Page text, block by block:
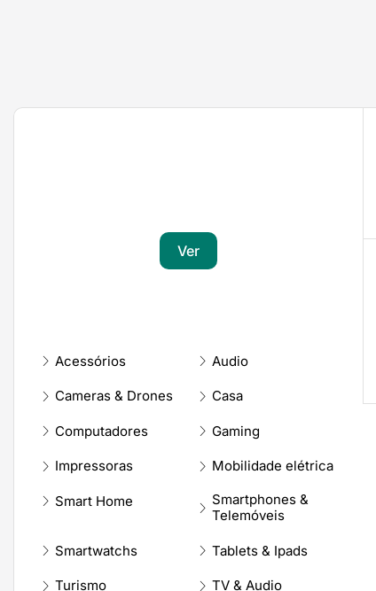
Ver
Acessórios Audio
Cameras & Drones Casa
Computadores Gaming
Impressoras Mobilidade elétrica
Smart Home
Smartphones &
Telemóveis
Smartwatchs Tablets & Ipads
Turismo TV & Audio